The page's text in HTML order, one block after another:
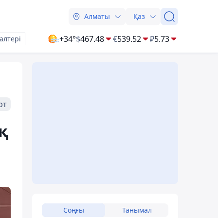
Алматы Қаз
+34°$467.48 €539.52 ₽5.73
Соңғы Танымал